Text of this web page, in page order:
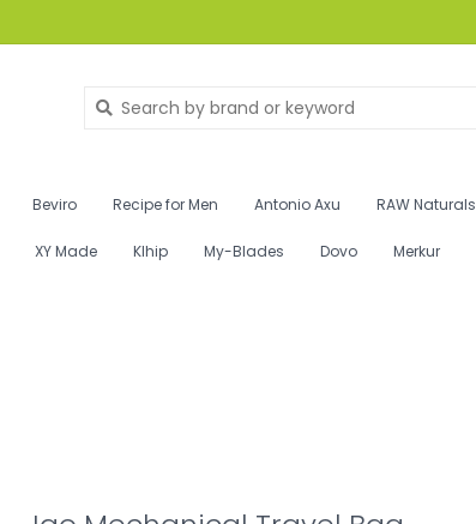
Beviro Recipe for Men Antonio Axu RAW Naturals
XY Made Klhip My-Blades Dovo Merkur